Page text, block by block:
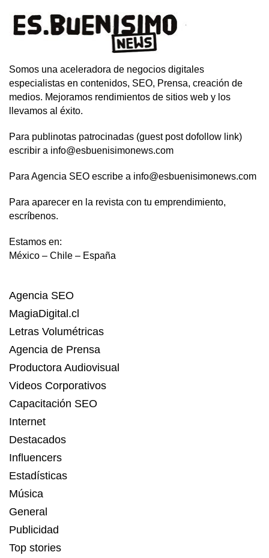
Somos una aceleradora de negocios digitales
especialistas en contenidos, SEO, Prensa, creación de
medios. Mejoramos rendimientos de sitios web y los
llevamos al éxito.
Para publinotas patrocinadas (guest post dofollow link)
escribir a info@esbuenisimonews.com
Para Agencia SEO escribe a info@esbuenisimonews.com
Para aparecer en la revista con tu emprendimiento,
escríbenos.
Estamos en:
México – Chile – España
Agencia SEO
MagiaDigital.cl
Letras Volumétricas
Agencia de Prensa
Productora Audiovisual
Videos Corporativos
Capacitación SEO
Internet
Destacados
Influencers
Estadísticas
Música
General
Publicidad
Top stories